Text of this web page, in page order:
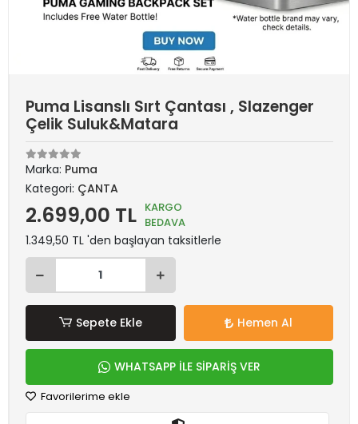
Puma Lisanslı Sırt Çantası , Slazenger
Çelik Suluk&Matara
Marka: Puma
Kategori: ÇANTA
2.699,00 TL KARGO
BEDAVA
1.349,50 TL 'den başlayan taksitlerle
Sepete Ekle Hemen Al
WHATSAPP İLE SİPARİŞ VER
Favorilerime ekle